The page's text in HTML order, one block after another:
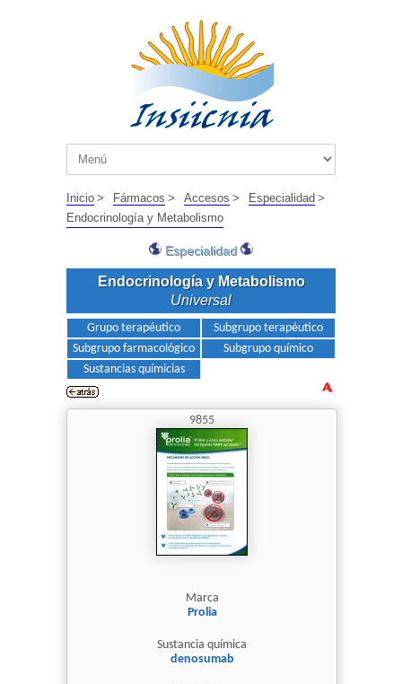
Inicio > Fármacos > Accesos > Especialidad >
Endocrinología y Metabolismo
Especialidad
Endocrinología y Metabolismo
Universal
Grupo terapéutico
Subgrupo terapéutico
Subgrupo farmacológico
Subgrupo químico
Sustancias químicias
9855
Marca
Prolia
Sustancia química
denosumab